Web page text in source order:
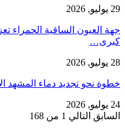
29 يوليو, 2026
جهة العيون الساقية الحمراء
كبرى…
28 يوليو, 2026
​خطوة نحو تجديد دماء المشهد
24 يوليو, 2026
السابق التالي 1 من 168